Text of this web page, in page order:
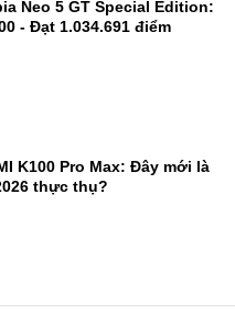
Neo 5 GT Special Edition:
- Đạt 1.034.691 điểm
K100 Pro Max: Đây mới là
thực thụ?